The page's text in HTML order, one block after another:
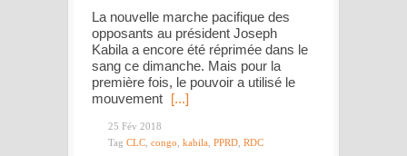
La nouvelle marche pacifique des
opposants au président Joseph
Kabila a encore été réprimée dans le
sang ce dimanche. Mais pour la
première fois, le pouvoir a utilisé le
mouvement [...]
25 Fév 2018
Tag CLC congo kabila PPRD RDC